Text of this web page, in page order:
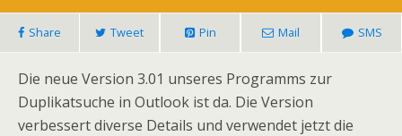
Share Tweet Pin Mail SMS
Die neue Version 3.01 unseres Programms zur
Duplikatsuche in Outlook ist da. Die Version
verbessert diverse Details und verwendet jetzt die